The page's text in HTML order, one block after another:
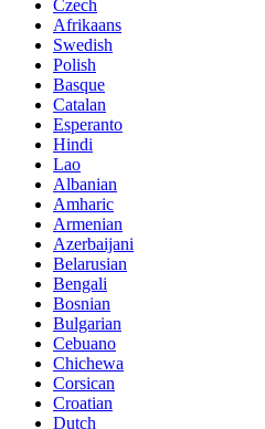
Czech
Afrikaans
Swedish
Polish
Basque
Catalan
Esperanto
Hindi
Lao
Albanian
Amharic
Armenian
Azerbaijani
Belarusian
Bengali
Bosnian
Bulgarian
Cebuano
Chichewa
Corsican
Croatian
Dutch